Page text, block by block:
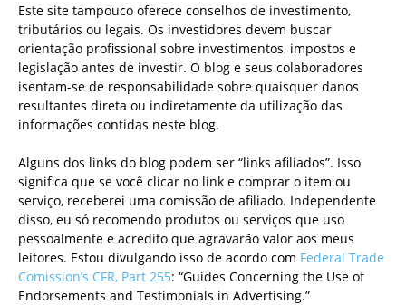
Este site tampouco oferece conselhos de investimento,
tributários ou legais. Os investidores devem buscar
orientação profissional sobre investimentos, impostos e
legislação antes de investir. O blog e seus colaboradores
isentam-se de responsabilidade sobre quaisquer danos
resultantes direta ou indiretamente da utilização das
informações contidas neste blog.
Alguns dos links do blog podem ser “links afiliados”. Isso
significa que se você clicar no link e comprar o item ou
serviço, receberei uma comissão de afiliado. Independente
disso, eu só recomendo produtos ou serviços que uso
pessoalmente e acredito que agravarão valor aos meus
leitores. Estou divulgando isso de acordo com Federal Trade
Comission’s CFR, Part 255: “Guides Concerning the Use of
Endorsements and Testimonials in Advertising.”